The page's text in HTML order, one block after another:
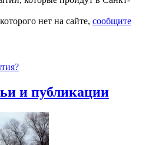
нет на сайте, сообщите
и публикации